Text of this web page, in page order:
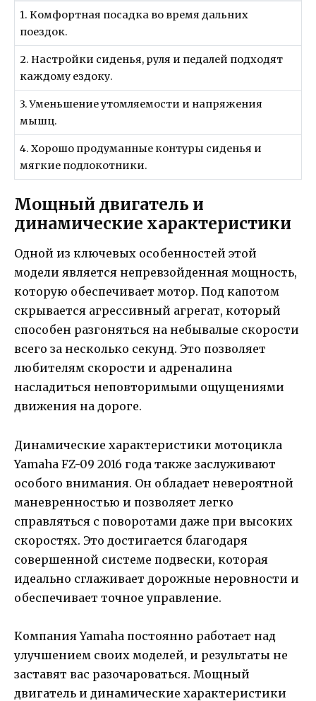
1. Комфортная посадка во время дальних
поездок.
2. Настройки сиденья, руля и педалей подходят
каждому ездоку.
3. Уменьшение утомляемости и напряжения
мышц.
4. Хорошо продуманные контуры сиденья и
мягкие подлокотники.
Мощный двигатель и
динамические характеристики
Одной из ключевых особенностей этой
модели является непревзойденная мощность,
которую обеспечивает мотор. Под капотом
скрывается агрессивный агрегат, который
способен разгоняться на небывалые скорости
всего за несколько секунд. Это позволяет
любителям скорости и адреналина
насладиться неповторимыми ощущениями
движения на дороге.
Динамические характеристики мотоцикла
Yamaha FZ-09 2016 года также заслуживают
особого внимания. Он обладает невероятной
маневренностью и позволяет легко
справляться с поворотами даже при высоких
скоростях. Это достигается благодаря
совершенной системе подвески, которая
идеально сглаживает дорожные неровности и
обеспечивает точное управление.
Компания Yamaha постоянно работает над
улучшением своих моделей, и результаты не
заставят вас разочароваться. Мощный
двигатель и динамические характеристики